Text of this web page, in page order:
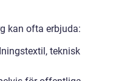
kan ofta erbjuda:
teknisk